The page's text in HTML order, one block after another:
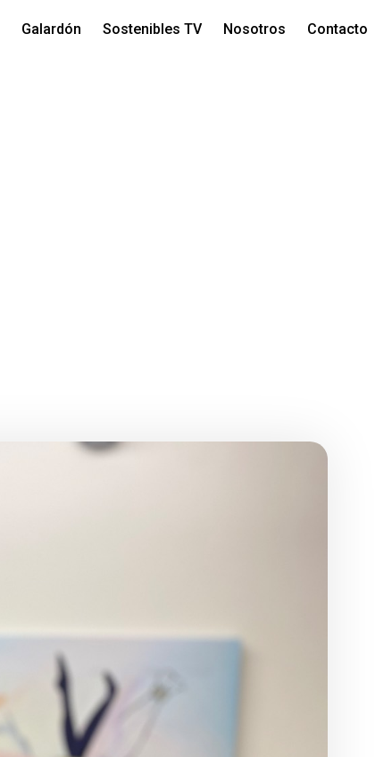
Galardón Sostenibles TV Nosotros Contacto